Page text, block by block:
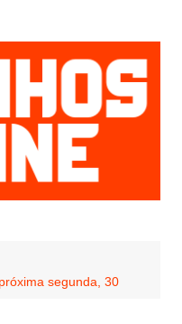
segunda, 30